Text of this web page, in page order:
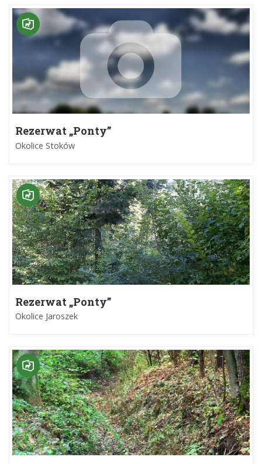
Rezerwat „Ponty”
Okolice Stoków
Rezerwat „Ponty”
Okolice Jaroszek